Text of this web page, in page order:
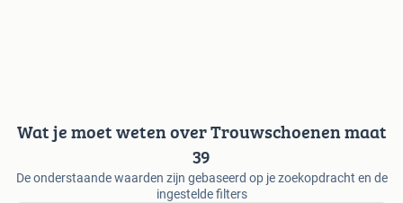
Wat je moet weten over Trouwschoenen maat
39
De onderstaande waarden zijn gebaseerd op je zoekopdracht en de
ingestelde filters